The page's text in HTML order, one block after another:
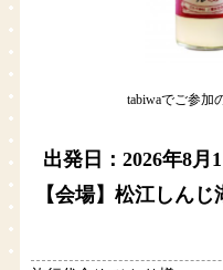
tabiwaでご参加
出発日：2026年8月
【会場】松江しん